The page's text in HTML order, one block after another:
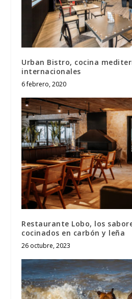
Urban Bistro, cocina
internacionales
6 febrero, 2020
Restaurante Lobo, los
cocinados en carbón y leña
26 octubre, 2023